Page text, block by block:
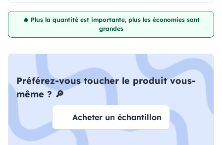
🔥 Plus la quantité est importante, plus les économies sont
grandes
Préférez-vous toucher le produit vous-
même ? 🔎
Acheter un échantillon